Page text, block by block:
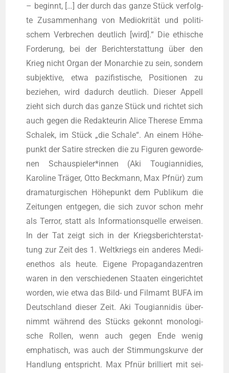
– beginnt, […] der durch das gan­ze Stück ver­folg­
te Zusam­men­hang von Medio­kri­tät und poli­ti­
schem Ver­bre­chen deut­lich [wird].“ Die ethi­sche
For­de­rung, bei der Bericht­erstat­tung über den
Krieg nicht Organ der Mon­ar­chie zu sein, son­dern
sub­jek­ti­ve, etwa pazi­fis­ti­sche, Posi­tio­nen zu
bezie­hen, wird dadurch deut­lich. Die­ser Appell
zieht sich durch das gan­ze Stück und rich­tet sich
auch gegen die Redak­teu­rin Ali­ce The­re­se Emma
Scha­lek, im Stück „die Scha­le“. An einem Höhe­
punkt der Sati­re stre­cken die zu Figu­ren gewor­de­
nen Schauspieler*innen (Aki Tou­gi­ann­idies,
Karo­li­ne Trä­ger, Otto Beck­mann, Max Pfnür) zum
dra­ma­tur­gi­schen Höhe­punkt dem Publi­kum die
Zei­tun­gen ent­ge­gen, die sich zuvor schon mehr
als Ter­ror, statt als Infor­ma­ti­ons­quel­le erwei­sen.
In der Tat zeigt sich in der Kriegs­be­richt­erstat­
tung zur Zeit des 1. Welt­kriegs ein ande­res Medi­
en­ethos als heu­te. Eige­ne Pro­pa­gan­da­zen­tren
waren in den ver­schie­de­nen Staa­ten ein­ge­rich­tet
wor­den, wie etwa das Bild- und Film­amt BUFA im
Deutsch­land die­ser Zeit. Aki Tou­gi­ann­idis über­
nimmt wäh­rend des Stücks gekonnt mono­lo­gi­
sche Rol­len, wenn auch gegen Ende wenig
empha­tisch, was auch der Stim­mungs­kur­ve der
Hand­lung ent­spricht. Max Pfnür bril­liert mit sei­